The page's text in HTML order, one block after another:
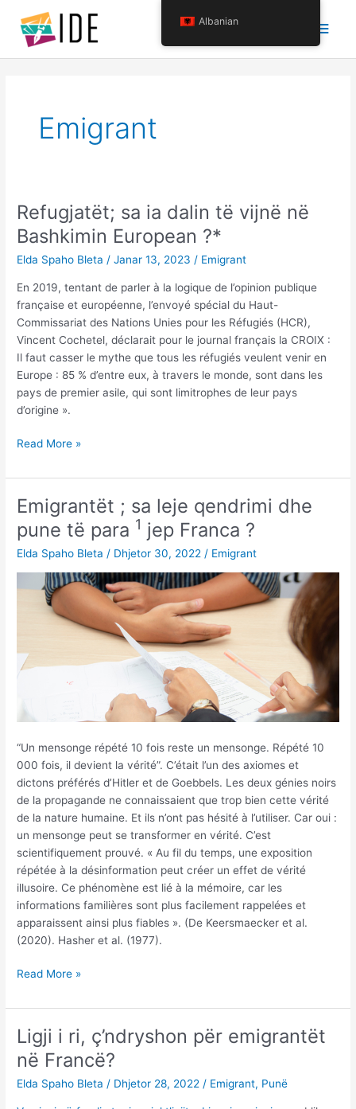
përmbajtja
Emigrant
Refugjatët; sa ia dalin të vijnë në
Bashkimin European ?*
Elda Spaho Bleta /Janar 13, 2023 / Emigrant
En 2019, tentant de parler à la logique de l’opinion publique
française et européenne, l’envoyé spécial du Haut-
Commissariat des Nations Unies pour les Réfugiés (HCR),
Vincent Cochetel, déclarait pour le journal français la CROIX :
Il faut casser le mythe que tous les réfugiés veulent venir en
Europe : 85 % d’entre eux, à travers le monde, sont dans les
pays de premier asile, qui sont limitrophes de leur pays
d’origine ».
Refugjatët;
ia
dalin
të
vijnë
në
European
Read More »
Emigrantët ; sa leje qendrimi dhe
pune të para 1 jep Franca ?
Elda Spaho Bleta / Dhjetor 30, 2022 / Emigrant
“Un mensonge répété 10 fois reste un mensonge. Répété 10
000 fois, il devient la vérité”. C’était l’un des axiomes et
dictons préférés d’Hitler et de Goebbels. Les deux génies noirs
de la propagande ne connaissaient que trop bien cette vérité
de la nature humaine. Et ils n’ont pas hésité à l’utiliser. Car oui :
un mensonge peut se transformer en vérité. C’est
scientifiquement prouvé. « Au fil du temps, une exposition
répétée à la désinformation peut créer un effet de vérité
illusoire. Ce phénomène est lié à la mémoire, car les
informations familières sont plus facilement rappelées et
apparaissent ainsi plus fiables ». (De Keersmaecker et al.
(2020). Hasher et al. (1977).
Emigrantët
sa
leje
qendrimi
dhe
pune
Read More »
Ligji i ri, ç’ndryshon për emigrantët
në Francë?
Elda Spaho Bleta / Dhjetor 28, 2022 / Emigrant, Punë
Albanian